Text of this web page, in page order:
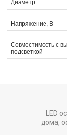
Диаметр
Напряжение, В
Совместимость с
подсветкой
LED
дома,